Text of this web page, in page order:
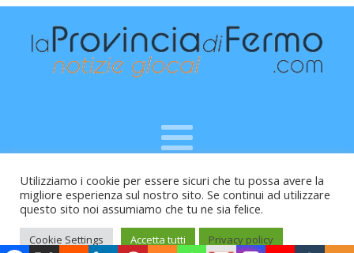
Raffaele Vitali - via Leopardi 10 - 61121 Pesaro (PU) -
Cod.Fisc VTLRFL77B02L500Y - Testata giornalistica, aut.
Trib.Fermo n.04/2010 del 05/08/2010
Utilizziamo i cookie per essere sicuri che tu possa avere la
migliore esperienza sul nostro sito. Se continui ad utilizzare
questo sito noi assumiamo che tu ne sia felice.
Cookie Settings Accetta tutti Privacy policy